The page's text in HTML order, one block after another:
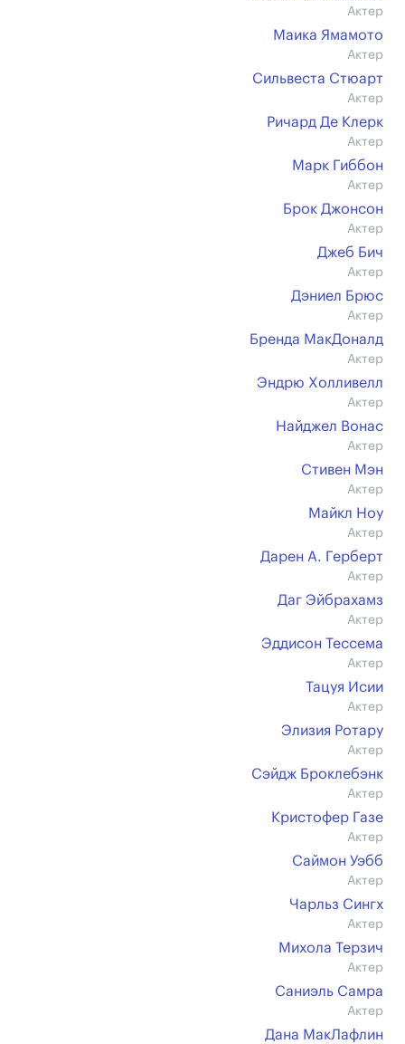
Актер
Маика Ямамото
Актер
Сильвеста Стюарт
Актер
Ричард Де Клерк
Актер
Марк Гиббон
Актер
Брок Джонсон
Актер
Джеб Бич
Актер
Дэниел Брюс
Актер
Бренда МакДоналд
Актер
Эндрю Холливелл
Актер
Найджел Вонас
Актер
Стивен Мэн
Актер
Майкл Ноу
Актер
Дарен А. Герберт
Актер
Даг Эйбрахамз
Актер
Эддисон Тессема
Актер
Тацуя Исии
Актер
Элизия Ротару
Актер
Сэйдж Броклебэнк
Актер
Кристофер Газе
Актер
Саймон Уэбб
Актер
Чарльз Сингх
Актер
Михола Терзич
Актер
Саниэль Самра
Актер
Дана МакЛафлин